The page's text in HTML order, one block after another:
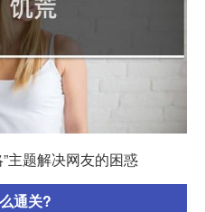
主题解决网友的困惑
通关?